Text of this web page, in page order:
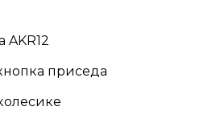
AKR12
приседа